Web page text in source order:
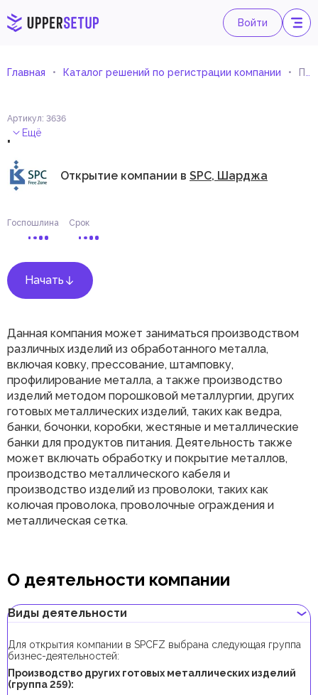
Войти
Главная Каталог решений по регистрации компании Производство других готовых металлических изделий
Артикул: 3636
. Ещё
Открытие компании в SPC, Шарджа
Госпошлина Срок
Начать
Данная компания может заниматься производством
различных изделий из обработанного металла,
включая ковку, прессование, штамповку,
профилирование металла, а также производство
изделий методом порошковой металлургии, других
готовых металлических изделий, таких как ведра,
банки, бочонки, коробки, жестяные и металлические
банки для продуктов питания. Деятельность также
может включать обработку и покрытие металлов,
производство металлического кабеля и
производство изделий из проволоки, таких как
колючая проволока, проволочные ограждения и
металлическая сетка.
О деятельности компании
Виды деятельности
Для открытия компании в SPCFZ выбрана следующая группа
бизнес-деятельностей:
Производство других готовых металлических изделий
(группа 259):